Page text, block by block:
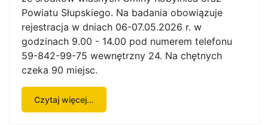
Powiatu Słupskiego. Na badania obowiązuje
rejestracja w dniach 06-07.05.2026 r. w
godzinach 9.00 - 14.00 pod numerem telefonu
59-842-99-75 wewnętrzny 24. Na chętnych
czeka 90 miejsc.
Czytaj więcej...